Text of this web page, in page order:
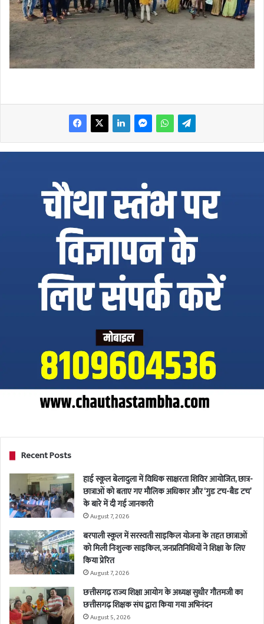
Recent Posts
हाई स्कूल बेलादुला में विधिक साक्षरता शिविर आयोजित, छात्र-
छात्राओं को बताए गए मौलिक अधिकार और ‘गुड टच-बैड टच’
के बारे में दी गई जानकारी
August 7, 2026
बरपाली स्कूल में सरस्वती साइकिल योजना के तहत छात्राओं
को मिली निःशुल्क साइकिल, जनप्रतिनिधियों ने शिक्षा के लिए
किया प्रेरित
August 7, 2026
छत्तीसगढ़ राज्य शिक्षा आयोग के अध्यक्ष सुधीर गौतमजी का
छत्तीसगढ़ शिक्षक संघ द्वारा किया गया अभिनंदन
August 5, 2026